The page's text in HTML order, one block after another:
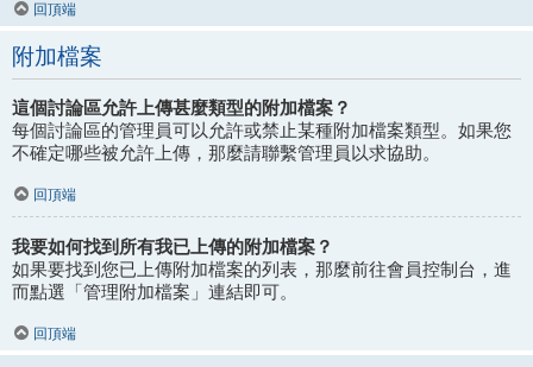
回頂端
附加檔案
這個討論區允許上傳甚麼類型的附加檔案？
每個討論區的管理員可以允許或禁止某種附加檔案類型。如果您
不確定哪些被允許上傳，那麼請聯繫管理員以求協助。
回頂端
我要如何找到所有我已上傳的附加檔案？
如果要找到您已上傳附加檔案的列表，那麼前往會員控制台，進
而點選「管理附加檔案」連結即可。
回頂端